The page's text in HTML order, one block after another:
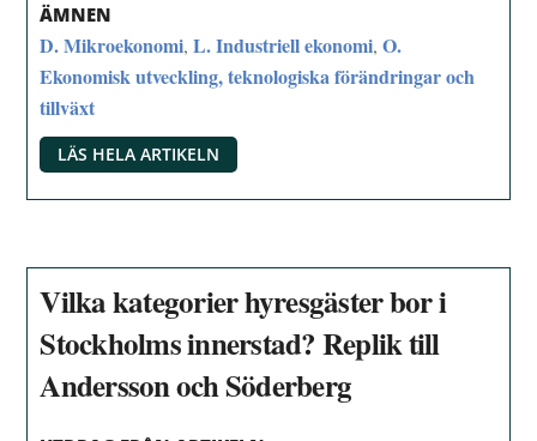
ÄMNEN
D. Mikroekonomi,L. Industriell ekonomi,O.
Ekonomisk utveckling, teknologiska förändringar och
tillväxt
LÄS HELA ARTIKELN
Vilka kategorier hyresgäster bor i
Stockholms innerstad? Replik till
Andersson och Söderberg